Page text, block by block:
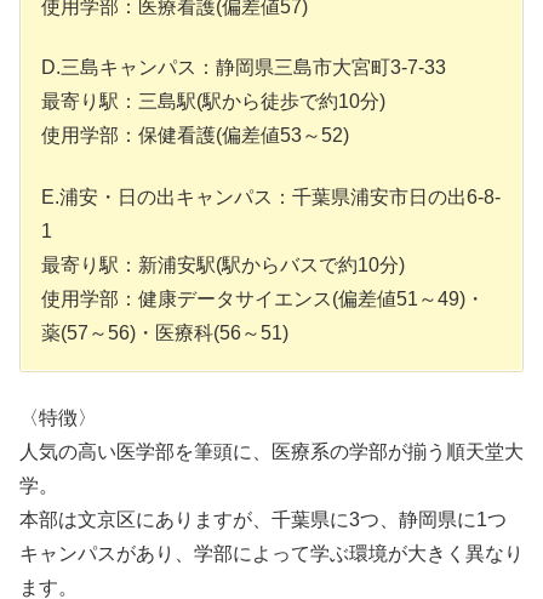
使用学部：医療看護(偏差値57)
D.三島キャンパス：静岡県三島市大宮町3-7-33
最寄り駅：三島駅(駅から徒歩で約10分)
使用学部：保健看護(偏差値53～52)
E.浦安・日の出キャンパス：千葉県浦安市日の出6-8-
1
最寄り駅：新浦安駅(駅からバスで約10分)
使用学部：健康データサイエンス(偏差値51～49)・
薬(57～56)・医療科(56～51)
〈特徴〉
人気の高い医学部を筆頭に、医療系の学部が揃う順天堂大
学。
本部は文京区にありますが、千葉県に3つ、静岡県に1つ
キャンパスがあり、学部によって学ぶ環境が大きく異なり
ます。